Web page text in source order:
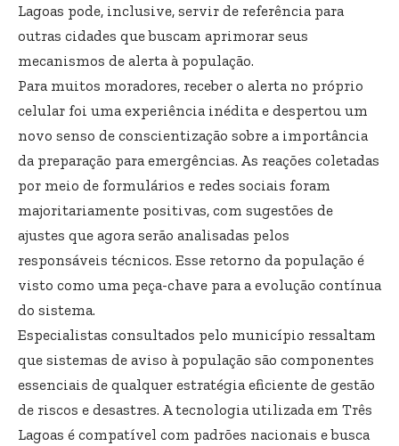
Lagoas pode, inclusive, servir de referência para
outras cidades que buscam aprimorar seus
mecanismos de alerta à população.
Para muitos moradores, receber o alerta no próprio
celular foi uma experiência inédita e despertou um
novo senso de conscientização sobre a importância
da preparação para emergências. As reações coletadas
por meio de formulários e redes sociais foram
majoritariamente positivas, com sugestões de
ajustes que agora serão analisadas pelos
responsáveis técnicos. Esse retorno da população é
visto como uma peça-chave para a evolução contínua
do sistema.
Especialistas consultados pelo município ressaltam
que sistemas de aviso à população são componentes
essenciais de qualquer estratégia eficiente de gestão
de riscos e desastres. A tecnologia utilizada em Três
Lagoas é compatível com padrões nacionais e busca